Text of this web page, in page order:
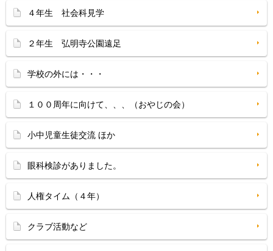
４年生 社会科見学
２年生 弘明寺公園遠足
学校の外には・・・
１００周年に向けて、、、（おやじの会）
小中児童生徒交流 ほか
眼科検診がありました。
人権タイム（４年）
クラブ活動など